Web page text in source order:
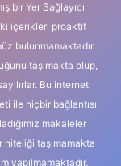
bir Yer Sağlayıcı
içerikleri proaktif
bulunmamaktadır.
taşımakta olup,
Bu internet
ile hiçbir bağlantısı
makaleler
niteliği taşımamakta
yapılmamaktadır.